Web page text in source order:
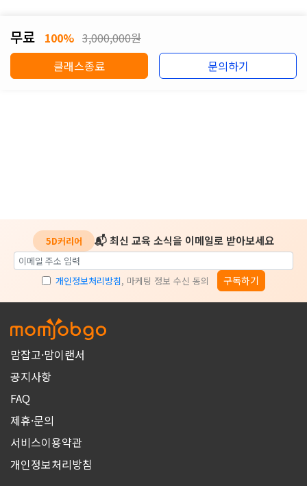
무료 100% 3,000,000원
클래스종료
문의하기
5D커리어 📬 최신 교육 소식을 이메일로 받아보세요
개인정보처리방침, 마케팅 정보 수신 동의 구독하기
맘잡고·맘이랜서
공지사항
FAQ
제휴·문의
서비스이용약관
개인정보처리방침